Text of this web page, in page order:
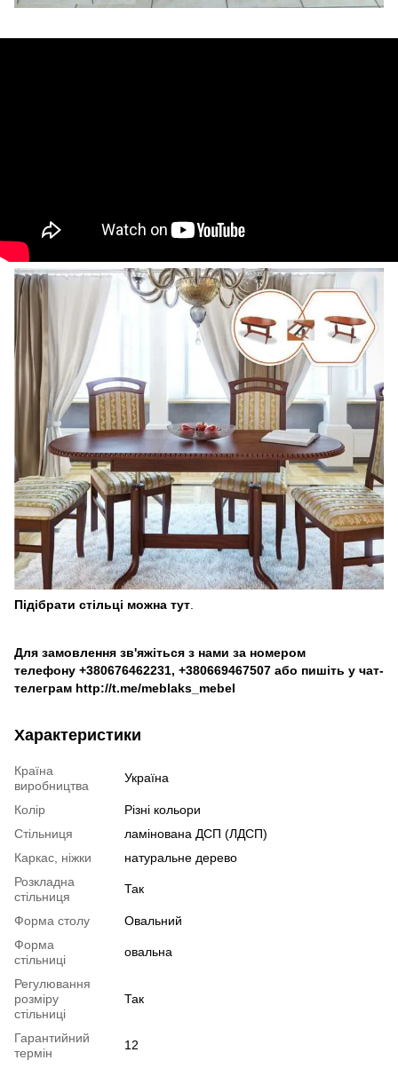
Підібрати стільці можна тут
Для замовлення зв'яжіться з нами за номером
телефону +380676462231, +380669467507 або пишіть у чат-
телеграм http://t.me/meblaks_mebel
Характеристики
Країна
виробництва
Україна
Колір
Різні кольори
Стільниця
ламінована ДСП (ЛДСП)
Каркас, ніжки
натуральне дерево
Розкладна
стільниця
Так
Форма столу
Овальний
Форма
стільниці
овальна
Регулювання
розміру
стільниці
Так
Гарантийний
термін
12